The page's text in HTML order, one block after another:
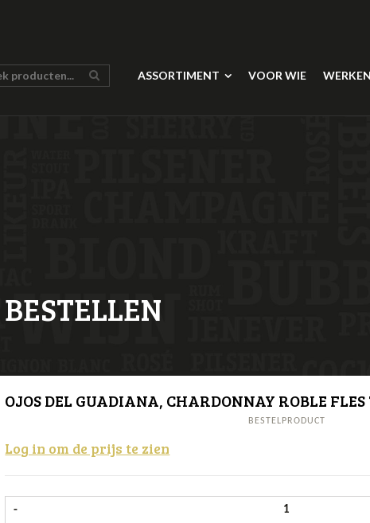
ASSORTIMENT VOOR WIE
BESTELLEN
OJOS DEL GUADIANA, CHARDONNAY ROBLE FLES
BESTELPRODUCT
Log in om de prijs te zien
- Ojos del Guadiana,